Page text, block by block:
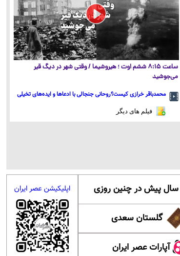
ساعت ۸:۱۵ ششم اوت ؛ هیروشیما / وقتی شهر در دیگ قیر
می‌جوشید
محمدباقر خرازی کیست؟روحانی جنجالی با ادعاها و ایده‌های تخیلی
فیلم های دیگر
گلستان سعدی
آپارات عصر ایران
اپلیکیشن عصر ایران